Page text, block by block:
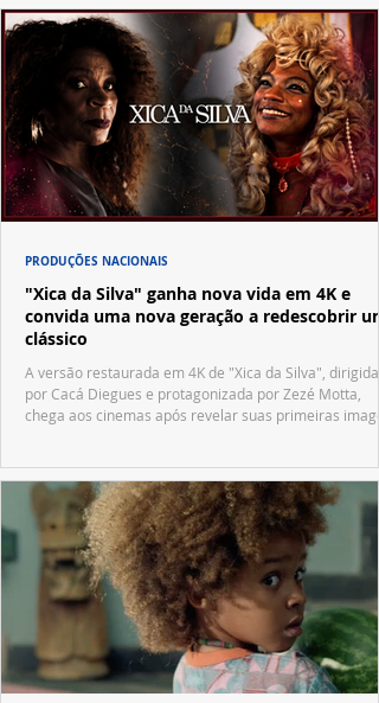
"Xica da Silva" ganha nova vida em 4K e
convida uma nova geração a redescobrir um
clássico
A versão restaurada em 4K de "Xica da Silva", dirigida
por Cacá Diegues e protagonizada por Zezé Motta,
chega aos cinemas após revelar suas primeiras
PRODUÇÕES NACIONAIS